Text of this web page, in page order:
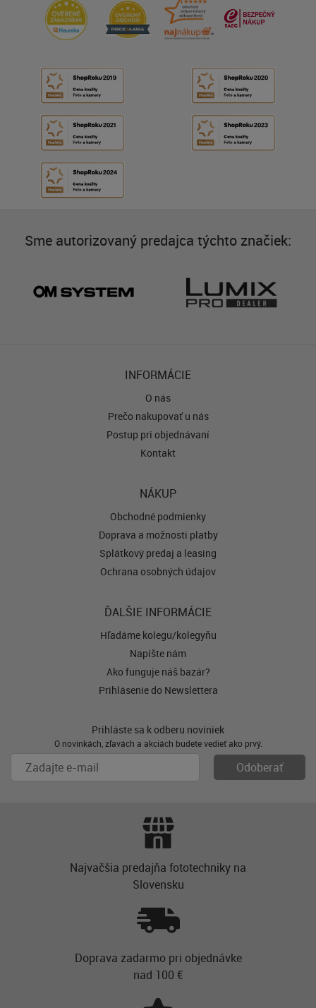
Sme autorizovaný predajca týchto značiek:
INFORMÁCIE
O nás
Prečo nakupovať u nás
Postup pri objednávaní
Kontakt
NÁKUP
Obchodné podmienky
Doprava a možnosti platby
Splátkový predaj a leasing
Ochrana osobných údajov
ĎALŠIE INFORMÁCIE
Hľadáme kolegu/kolegyňu
Napíšte nám
Ako funguje náš bazár?
Prihlásenie do Newslettera
Prihláste sa k odberu noviniek
O novinkách, zľavách a akciách budete vedieť ako prvý.
Najvačšia predajňa fototechniky na
Slovensku
Doprava zadarmo pri objednávke
nad 100 €